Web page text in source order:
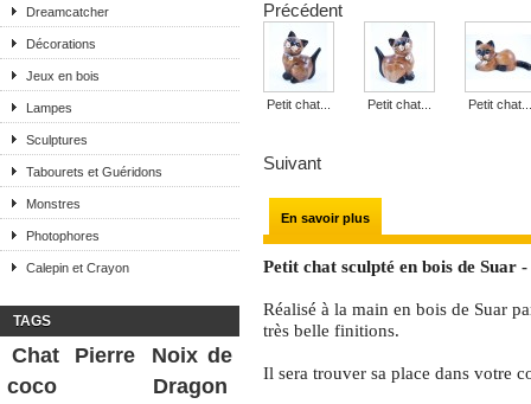
Dreamcatcher
Décorations
Jeux en bois
Lampes
Sculptures
Tabourets et Guéridons
Monstres
Photophores
Calepin et Crayon
TAGS
Chat Pierre
Noix de
coco
Dragon
Précédent
Petit chat... Petit chat... Petit chat...
Suivant
En savoir plus
Petit chat sculpté en bois de Suar -
Réalisé à la main en bois de Suar
très belle finitions.
Il sera trouver sa place dans votre